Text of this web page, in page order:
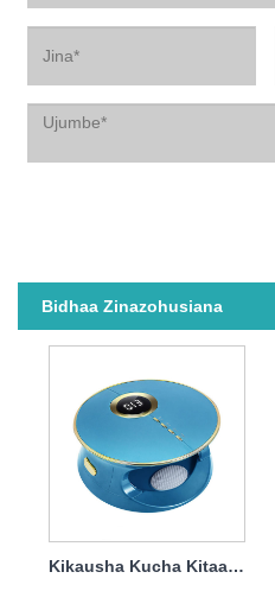
Bidhaa Zinazohusiana
Kikausha Kucha Kitaalamu cha Taa ya UV 168w